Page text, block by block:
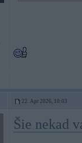
22. Apr 2026, 10:03
Šie nekad